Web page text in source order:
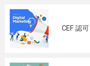
CEF 認